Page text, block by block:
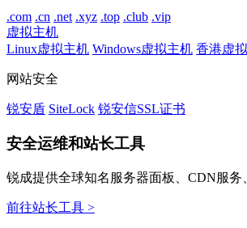
.com .cn .net .xyz .top .club .vip
虚拟主机
Linux虚拟主机 Windows虚拟主机 香港虚
网站安全
锐安盾 SiteLock 锐安信SSL证书
安全运维和站长工具
锐成提供全球知名服务器面板、CDN服务
前往站长工具 >